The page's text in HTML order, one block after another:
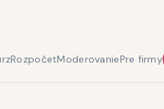
RozpočetModerovaniePre firmy